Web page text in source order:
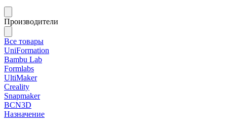
Производители
Все товары
UniFormation
Bambu Lab
Formlabs
UltiMaker
Creality
Snapmaker
BCN3D
Назначение